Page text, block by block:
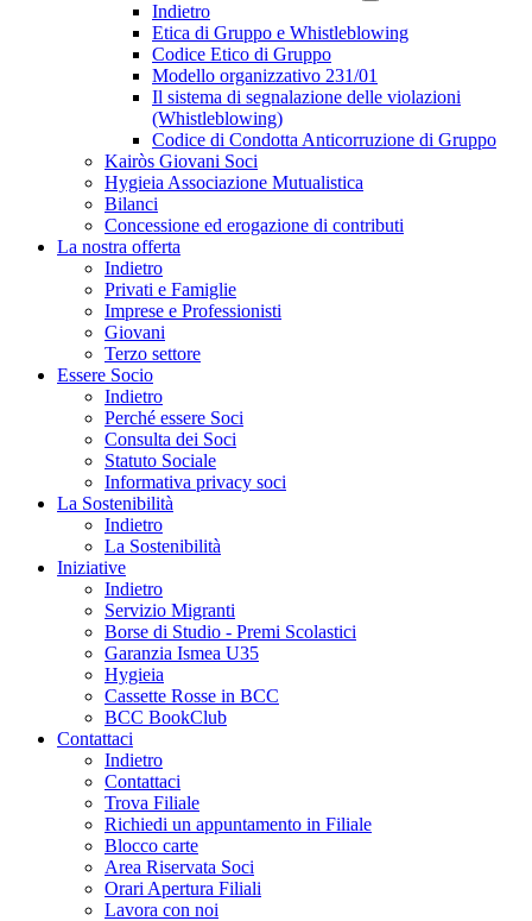
Indietro
Etica di Gruppo e Whistleblowing
Codice Etico di Gruppo
Modello organizzativo 231/01
Il sistema di segnalazione delle violazioni
(Whistleblowing)
Codice di Condotta Anticorruzione di Gruppo
Kairòs Giovani Soci
Hygieia Associazione Mutualistica
Bilanci
Concessione ed erogazione di contributi
La nostra offerta
Indietro
Privati e Famiglie
Imprese e Professionisti
Giovani
Terzo settore
Essere Socio
Indietro
Perché essere Soci
Consulta dei Soci
Statuto Sociale
Informativa privacy soci
La Sostenibilità
Indietro
La Sostenibilità
Iniziative
Indietro
Servizio Migranti
Borse di Studio - Premi Scolastici
Garanzia Ismea U35
Hygieia
Cassette Rosse in BCC
BCC BookClub
Contattaci
Indietro
Contattaci
Trova Filiale
Richiedi un appuntamento in Filiale
Blocco carte
Area Riservata Soci
Orari Apertura Filiali
Lavora con noi